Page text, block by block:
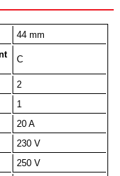
44 mm
C
2
1
20 A
230 V
250 V